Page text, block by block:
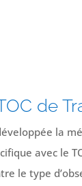
de
la
avec le
le type